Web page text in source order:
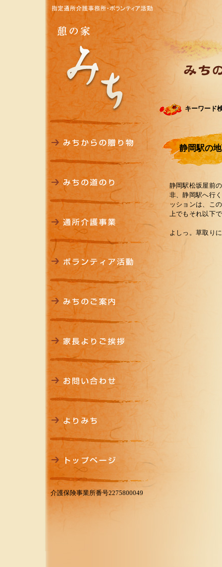
介護保険事業所番号2275800049
キーワード
静岡駅の
静岡駅松坂屋前
非、静岡駅へ行
ッションは、こ
上でもそれ以下
よしっ。草取り